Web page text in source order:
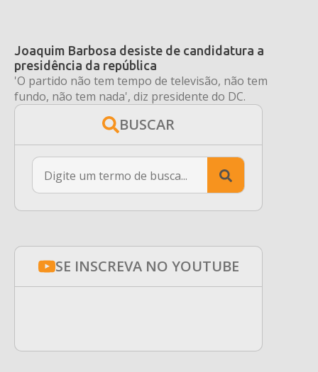
Joaquim Barbosa desiste de candidatura a
presidência da república
'O partido não tem tempo de televisão, não tem
fundo, não tem nada', diz presidente do DC.
BUSCAR
Search
SE INSCREVA NO YOUTUBE